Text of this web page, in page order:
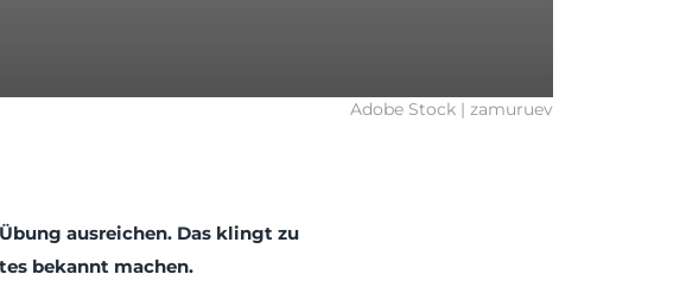
Adobe Stock | zamuruev
ausreichen. Das klingt zu
bekannt machen.